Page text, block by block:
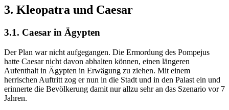
3. Kleopatra und Caesar
3.1. Caesar in Ägypten
Der Plan war nicht aufgegangen. Die Ermordung des Pompejus
hatte Caesar nicht davon abhalten können, einen längeren
Aufenthalt in Ägypten in Erwägung zu ziehen. Mit einem
herrischen Auftritt zog er nun in die Stadt und in den Palast ein und
erinnerte die Bevölkerung damit nur allzu sehr an das Szenario vor 7
Jahren.